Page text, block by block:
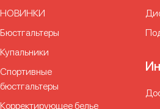
НОВИНКИ
Бюстгальтеры
Купальники
Спортивные
бюстгальтеры
Корректирующее белье